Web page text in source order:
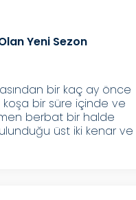
Yeni Sezon
bir kaç ay önce
koşa bir süre içinde ve
berbat bir halde
üst iki kenar ve